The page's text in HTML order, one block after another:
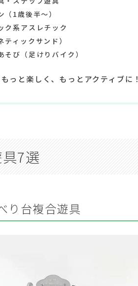
（1歳後半〜）
ク系アスレチック
ティックサンド）
そび（足けりバイク）
っと楽しく、もっとアクティブに！
7選
り台複合遊具